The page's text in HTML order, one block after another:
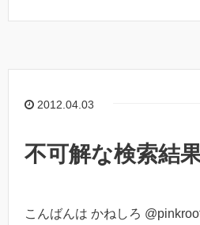
2012.04.03
不可解な検索結
こんばんは かねしろ